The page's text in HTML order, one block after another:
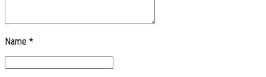
Name *